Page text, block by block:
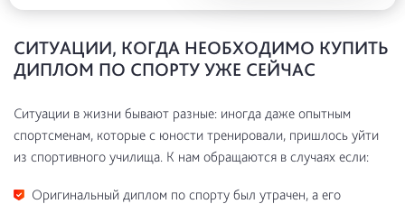
СИТУАЦИИ, КОГДА НЕОБХОДИМО КУПИТЬ
ДИПЛОМ ПО СПОРТУ УЖЕ СЕЙЧАС
Ситуации в жизни бывают разные: иногда даже опытным
спортсменам, которые с юности тренировали, пришлось уйти
из спортивного училища. К нам обращаются в случаях если:
Оригинальный диплом по спорту был утрачен, а его